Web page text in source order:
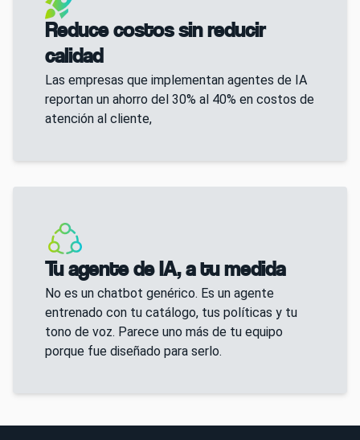
Reduce costos sin reducir
calidad
Las empresas que implementan agentes de IA
reportan un ahorro del 30% al 40% en costos de
atención al cliente,
Tu agente de IA, a tu medida
No es un chatbot genérico. Es un agente
entrenado con tu catálogo, tus políticas y tu
tono de voz. Parece uno más de tu equipo
porque fue diseñado para serlo.